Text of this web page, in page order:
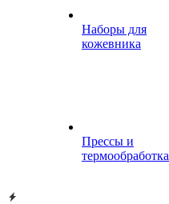
Наборы для
кожевника
Прессы и
термообработка